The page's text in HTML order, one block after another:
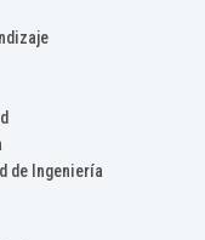
de Ingeniería